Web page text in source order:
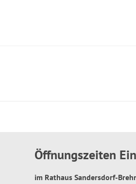
Öffnungszeiten
im Rathaus Sandersdorf-